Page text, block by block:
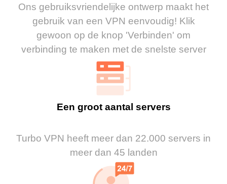
Ons gebruiksvriendelijke ontwerp maakt het
gebruik van een VPN eenvoudig! Klik
gewoon op de knop 'Verbinden' om
verbinding te maken met de snelste server
Een groot aantal servers
Turbo VPN heeft meer dan 22.000 servers in
meer dan 45 landen